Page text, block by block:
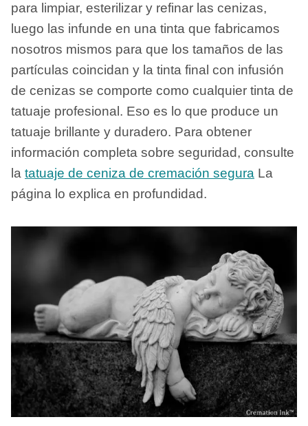
para limpiar, esterilizar y refinar las cenizas,
luego las infunde en una tinta que fabricamos
nosotros mismos para que los tamaños de las
partículas coincidan y la tinta final con infusión
de cenizas se comporte como cualquier tinta de
tatuaje profesional. Eso es lo que produce un
tatuaje brillante y duradero. Para obtener
información completa sobre seguridad, consulte
la tatuaje de ceniza de cremación segura La
página lo explica en profundidad.